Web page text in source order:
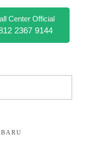
Center Official
2367 9144